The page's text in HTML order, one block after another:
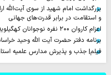
بزرگداشت امام شهید از سوی آیت‌الله
و استقامت در برابر قدرت‌های جهانی
اعزام کاروان ۲۰۰ نفره نوجوانان کهگیلویه و بویراحمدی به طریق الحسین (ع)
برنامه دفتر حضرت آیت الله وحید
فیلم| جذب و پذیرش مدارس علمیه